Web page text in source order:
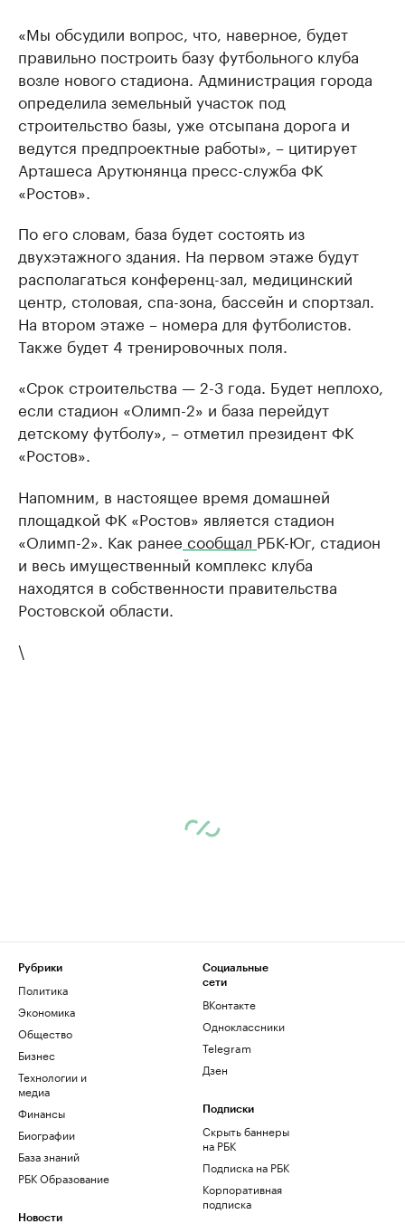
«Мы обсудили вопрос, что, наверное, будет
правильно построить базу футбольного клуба
возле нового стадиона. Администрация города
определила земельный участок под
строительство базы, уже отсыпана дорога и
ведутся предпроектные работы», – цитирует
Арташеса Арутюнянца пресс-служба ФК
«Ростов».
По его словам, база будет состоять из
двухэтажного здания. На первом этаже будут
располагаться конференц-зал, медицинский
центр, столовая, спа-зона, бассейн и спортзал.
На втором этаже – номера для футболистов.
Также будет 4 тренировочных поля.
«Срок строительства — 2-3 года. Будет неплохо,
если стадион «Олимп-2» и база перейдут
детскому футболу», – отметил президент ФК
«Ростов».
Напомним, в настоящее время домашней
площадкой ФК «Ростов» является стадион
«Олимп-2». Как ранее сообщал РБК-Юг, стадион
и весь имущественный комплекс клуба
находятся в собственности правительства
Ростовской области.
\
Рубрики
Политика
Экономика
Общество
Бизнес
Технологии и
медиа
Финансы
Биографии
База знаний
РБК Образование
Новости
Социальные
сети
ВКонтакте
Одноклассники
Telegram
Дзен
Подписки
Скрыть баннеры
на РБК
Подписка на РБК
Корпоративная
подписка